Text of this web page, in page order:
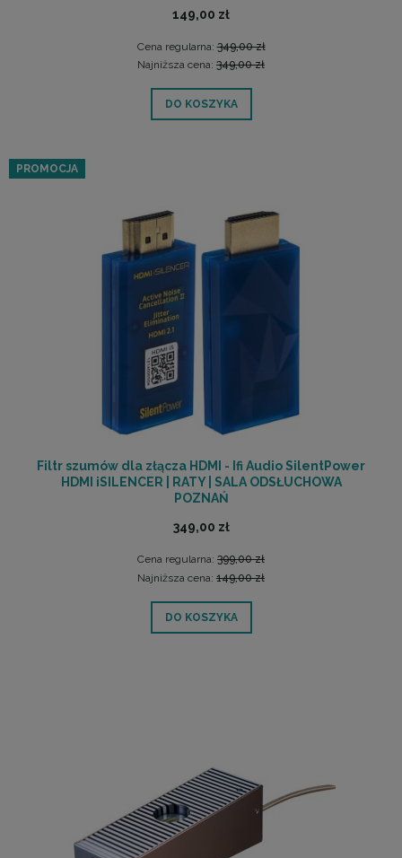
149,00 zł
Cena regularna:349,00 zł
Najniższa cena: 349,00 zł
DO KOSZYKA
Filtr szumów dla złącza HDMI - Ifi Audio SilentPower
HDMI iSILENCER | RATY | SALA ODSŁUCHOWA
POZNAŃ
349,00 zł
Cena regularna: 399,00 zł
Najniższa cena: 149,00 zł
DO KOSZYKA
PROMOCJA